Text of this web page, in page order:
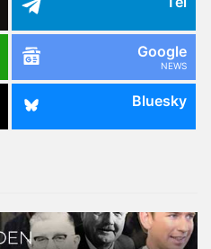
Google
NEWS
Bluesky